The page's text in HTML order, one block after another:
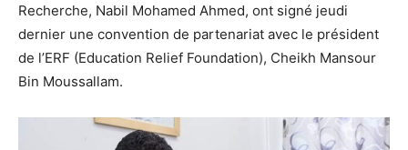
Recherche, Nabil Mohamed Ahmed, ont signé jeudi
dernier une convention de partenariat avec le président
de l’ERF (Education Relief Foundation), Cheikh Mansour
Bin Moussallam.